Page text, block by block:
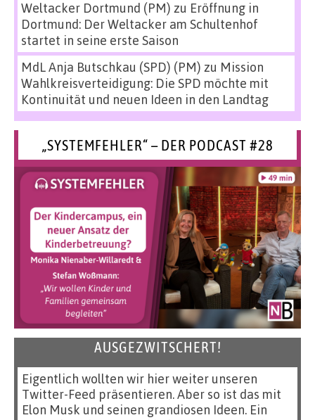
Weltacker Dortmund (PM) zu Eröffnung in
Dortmund: Der Weltacker am Schultenhof
startet in seine erste Saison
MdL Anja Butschkau (SPD) (PM) zu Mission
Wahlkreisverteidigung: Die SPD möchte mit
Kontinuität und neuen Ideen in den Landtag
„SYSTEMFEHLER“ – DER PODCAST #28
AUSGEZWITSCHERT!
Eigentlich wollten wir hier weiter unseren
Twitter-Feed präsentieren. Aber so ist das mit
Elon Musk und seinen grandiosen Ideen. Ein